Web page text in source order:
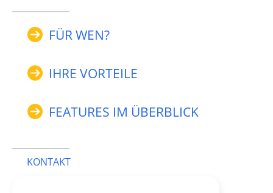
FÜR WEN?
IHRE VORTEILE
FEATURES IM ÜBERBLICK
KONTAKT